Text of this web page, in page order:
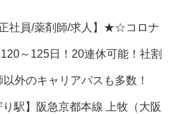
社員/薬剤師/求人】★☆コロナ
～125日！20連休可能！社割
外のキャリアパスも多数！
り駅】阪急京都本線 上牧（大阪